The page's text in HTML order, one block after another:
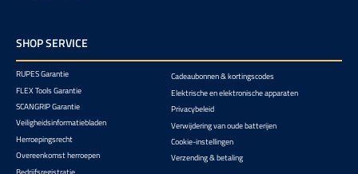
SHOP SERVICE
RUPES Garantie
FLEX Tools Garantie
SCANGRIP Garantie
Veiligheidsinformatiebladen
Herroepingsrecht
Overeenkomst herroepen
Cadeaubonnen & kortingscodes
Elektrische en elektronische apparaten
Privacybeleid
Verwijdering van oude batterijen
Cookie-instellingen
Verzending & betaling